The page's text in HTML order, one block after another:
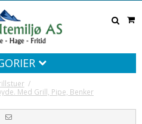
/
Med Grill, Pipe, Benker